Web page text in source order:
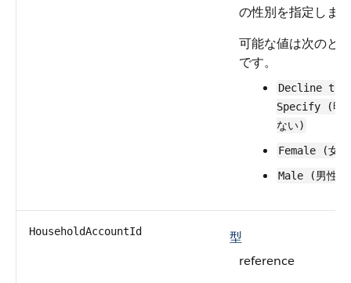
の性別を指定しま
可能な値は次のと
です。
Decline to
Specify (明
ない)
Female (女
Male (男性)
HouseholdAccountId
型
reference